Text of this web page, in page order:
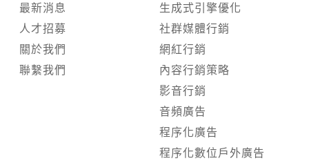
最新消息
人才招募
關於我們
聯繫我們
生成式引擎優化
社群媒體行銷
網紅行銷
內容行銷策略
影音行銷
音頻廣告
程序化廣告
程序化數位戶外廣告